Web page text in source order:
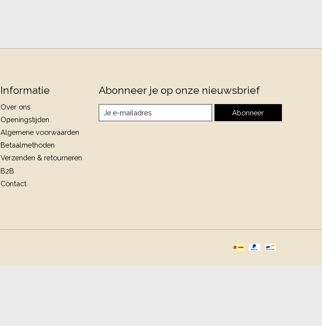
Informatie
Over ons
Openingstijden
Algemene voorwaarden
Betaalmethoden
Verzenden & retourneren
B2B
Contact
Abonneer je op onze nieuwsbrief
Abonneer